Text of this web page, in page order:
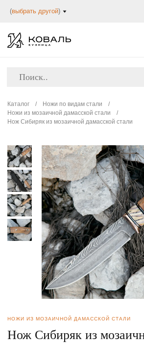
(выбрать другой)
Каталог / Ножи по видам стали
/
Ножи из мозаичной дамасской стали
/
Нож Сибиряк из мозаичной дамасской стали
НОЖИ ИЗ МОЗАИЧНОЙ ДАМАССКОЙ СТАЛИ
Нож Сибиряк из